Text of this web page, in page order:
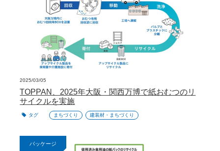
2025/03/05
TOPPAN、2025年大阪・関西万博で紙おむつのリ
サイクルを実施
タグ まちづくり 建装材・まちづくり
パッケージ